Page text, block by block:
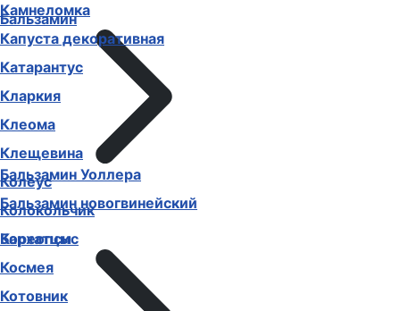
Бальзамин
Бальзамин Уоллера
Бальзамин новогвинейский
Бархатцы
Камнеломка
Капуста декоративная
Катарантус
Кларкия
Клеома
Клещевина
Колеус
Колокольчик
Кореопсис
Космея
Котовник